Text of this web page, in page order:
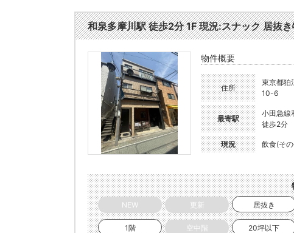
和泉多摩川駅 徒歩2分 1F 現況:スナック 居抜
物件概要
住所
東京都狛
10-6
最寄駅
小田急線
徒歩2分
現況 飲食(そ
NEW 更新 居抜き
1階 空中階 20坪以下